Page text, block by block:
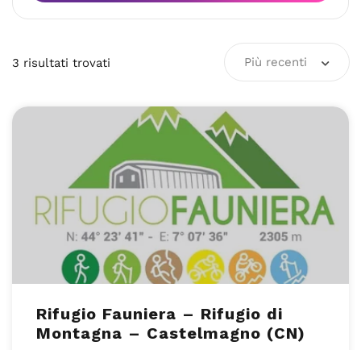
3 risultati trovati Più recenti
Rifugio Fauniera – Rifugio di
Montagna – Castelmagno (CN)